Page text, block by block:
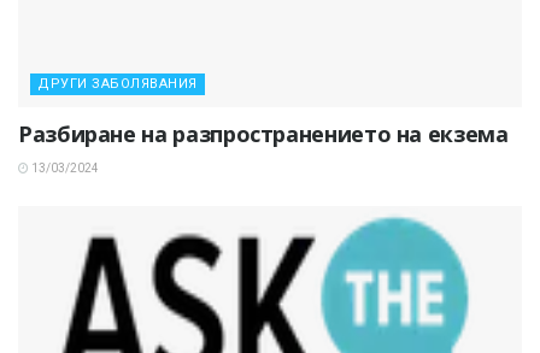
ДРУГИ ЗАБОЛЯВАНИЯ
Разбиране на разпространението на екзема
13/03/2024